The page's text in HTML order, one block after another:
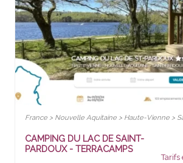
France > Nouvelle Aquitaine > Haute-Vienne >
CAMPING DU LAC DE SAINT-
PARDOUX - TERRACAMPS
Tarifs